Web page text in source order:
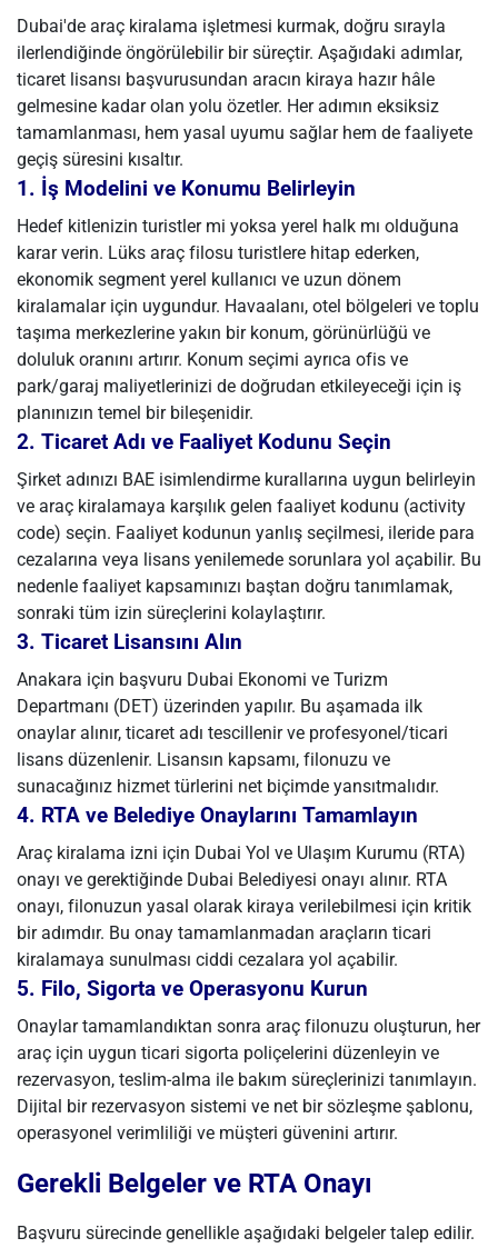
Dubai'de araç kiralama işletmesi kurmak, doğru sırayla
ilerlendiğinde öngörülebilir bir süreçtir. Aşağıdaki adımlar,
ticaret lisansı başvurusundan aracın kiraya hazır hâle
gelmesine kadar olan yolu özetler. Her adımın eksiksiz
tamamlanması, hem yasal uyumu sağlar hem de faaliyete
geçiş süresini kısaltır.
1. İş Modelini ve Konumu Belirleyin
Hedef kitlenizin turistler mi yoksa yerel halk mı olduğuna
karar verin. Lüks araç filosu turistlere hitap ederken,
ekonomik segment yerel kullanıcı ve uzun dönem
kiralamalar için uygundur. Havaalanı, otel bölgeleri ve toplu
taşıma merkezlerine yakın bir konum, görünürlüğü ve
doluluk oranını artırır. Konum seçimi ayrıca ofis ve
park/garaj maliyetlerinizi de doğrudan etkileyeceği için iş
planınızın temel bir bileşenidir.
2. Ticaret Adı ve Faaliyet Kodunu Seçin
Şirket adınızı BAE isimlendirme kurallarına uygun belirleyin
ve araç kiralamaya karşılık gelen faaliyet kodunu (activity
code) seçin. Faaliyet kodunun yanlış seçilmesi, ileride para
cezalarına veya lisans yenilemede sorunlara yol açabilir. Bu
nedenle faaliyet kapsamınızı baştan doğru tanımlamak,
sonraki tüm izin süreçlerini kolaylaştırır.
3. Ticaret Lisansını Alın
Anakara için başvuru Dubai Ekonomi ve Turizm
Departmanı (DET) üzerinden yapılır. Bu aşamada ilk
onaylar alınır, ticaret adı tescillenir ve profesyonel/ticari
lisans düzenlenir. Lisansın kapsamı, filonuzu ve
sunacağınız hizmet türlerini net biçimde yansıtmalıdır.
4. RTA ve Belediye Onaylarını Tamamlayın
Araç kiralama izni için Dubai Yol ve Ulaşım Kurumu (RTA)
onayı ve gerektiğinde Dubai Belediyesi onayı alınır. RTA
onayı, filonuzun yasal olarak kiraya verilebilmesi için kritik
bir adımdır. Bu onay tamamlanmadan araçların ticari
kiralamaya sunulması ciddi cezalara yol açabilir.
5. Filo, Sigorta ve Operasyonu Kurun
Onaylar tamamlandıktan sonra araç filonuzu oluşturun, her
araç için uygun ticari sigorta poliçelerini düzenleyin ve
rezervasyon, teslim-alma ile bakım süreçlerinizi tanımlayın.
Dijital bir rezervasyon sistemi ve net bir sözleşme şablonu,
operasyonel verimliliği ve müşteri güvenini artırır.
Gerekli Belgeler ve RTA Onayı
Başvuru sürecinde genellikle aşağıdaki belgeler talep edilir.